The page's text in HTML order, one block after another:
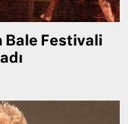
Bale Festivali